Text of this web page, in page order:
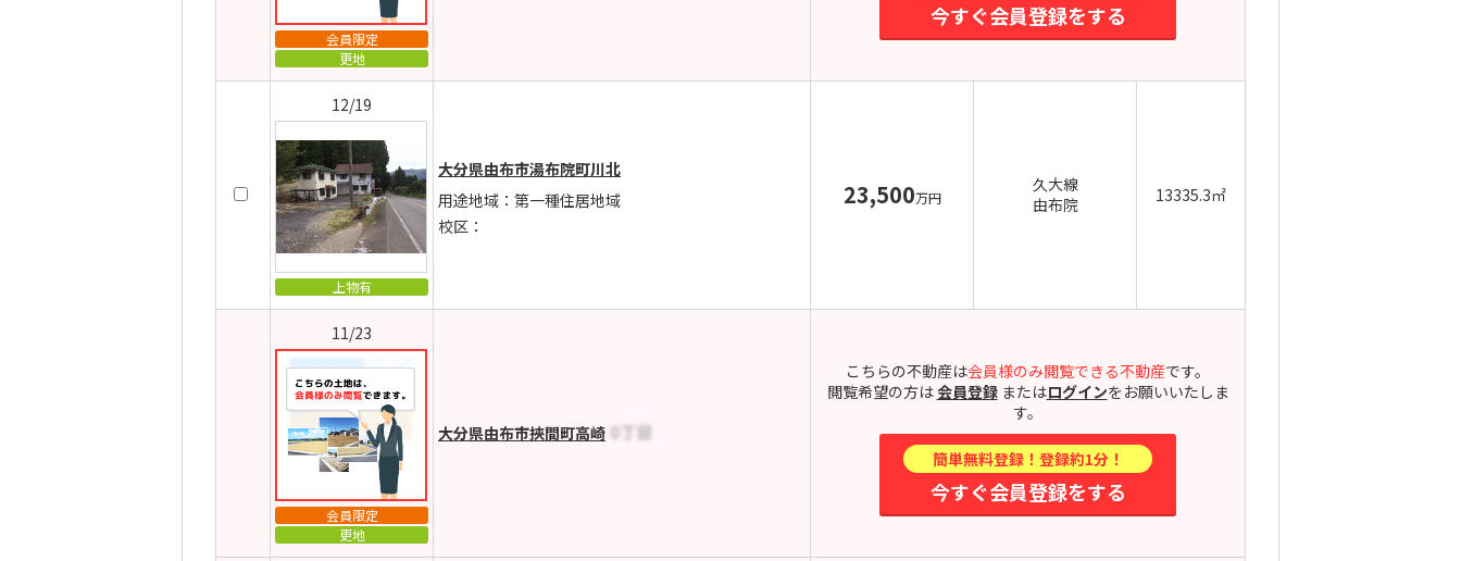
会員限定
更地
今すぐ会員登録をする
12/19
上物有
大分県由布市湯布院町川北
用途地域：第一種住居地域
校区：
23,500万円
久大線
由布院
13335.3㎡
11/23
会員限定
更地
大分県由布市挾間町高崎
こちらの不動産は会員様のみ閲覧できる不動産です。
閲覧希望の方は会員登録またはログインをお願いいたしま
す。
簡単無料登録！登録約1分！
今すぐ会員登録をする